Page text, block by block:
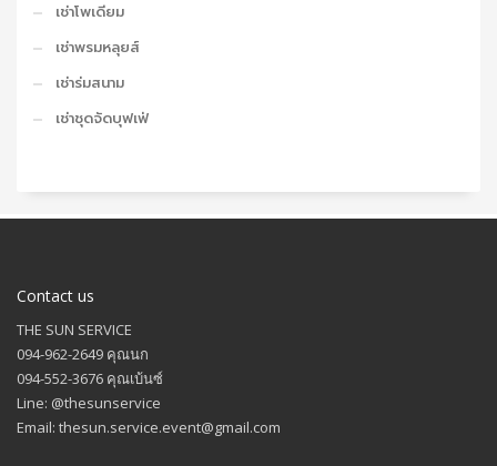
เช่าโพเดียม
เช่าพรมหลุยส์
เช่าร่มสนาม
เช่าชุดจัดบุฟเฟ่
Contact us
THE SUN SERVICE
094-962-2649 คุณนก
094-552-3676 คุณเบ้นซ์
Line: @thesunservice
Email: thesun.service.event@gmail.com